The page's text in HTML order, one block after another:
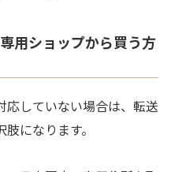
用ショップから買う方
していない場合は、転送
になります。